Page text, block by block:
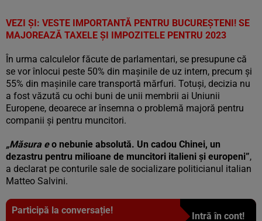
VEZI ȘI: VESTE IMPORTANTĂ PENTRU BUCUREȘTENI! SE
MAJOREAZĂ TAXELE ȘI IMPOZITELE PENTRU 2023
În urma calculelor făcute de parlamentari, se presupune că
se vor înlocui peste 50% din mașinile de uz intern, precum și
55% din mașinile care transportă mărfuri. Totuși, decizia nu
a fost văzută cu ochi buni de unii membrii ai Uniunii
Europene, deoarece ar însemna o problemă majoră pentru
companii și pentru muncitori.
„Măsura eo nebunie absolută. Un cadou Chinei, un
dezastru pentru milioane de muncitori italieni și europeni”,
a declarat pe conturile sale de socializare politicianul italian
Matteo Salvini.
Participă la conversație!
Intră în cont!